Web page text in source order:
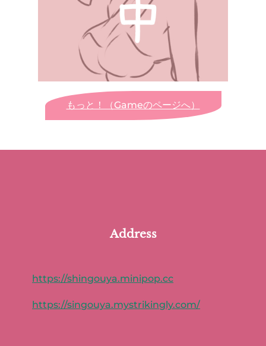
もっと！（Gameのページへ）
Address
https://shingouya.minipop.cc
https://singouya.mystrikingly.com/